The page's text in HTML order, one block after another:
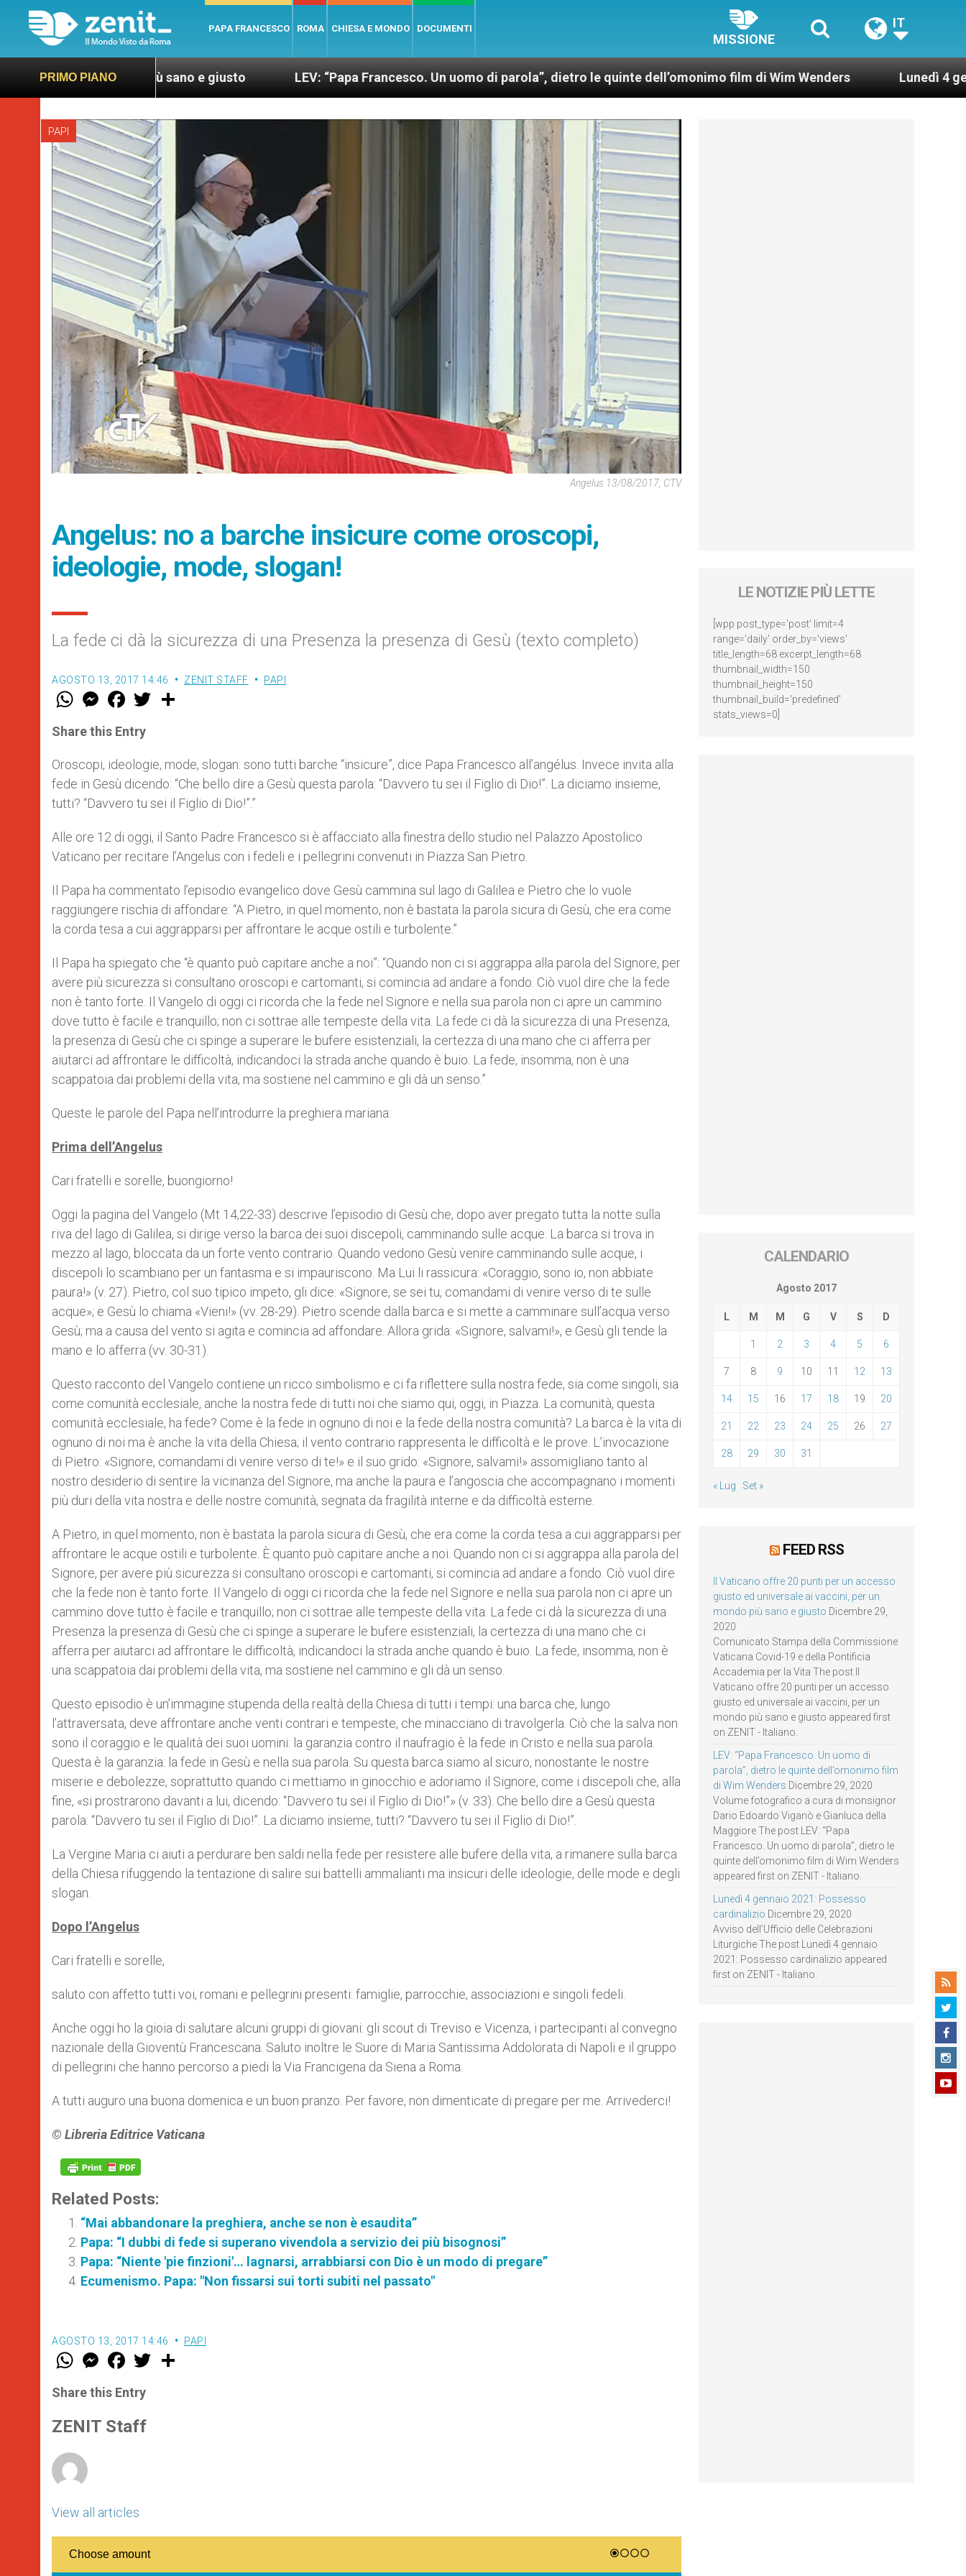
PAPA FRANCESCO ROMA CHIESA E MONDO DOCUMENTI
MISSIONE
IT
PRIMO PIANO
mondo più sano e giusto LEV: “Papa Francesco. Un uomo di parola”, dietro le quinte dell’omonimo film di Wim Wenders Lunedì 4 gennaio 2021:
PAPI
Angelus 13/08/2017, CTV
Angelus: no a barche insicure come oroscopi,
ideologie, mode, slogan!
La fede ci dà la sicurezza di una Presenza la presenza di Gesù (texto completo)
AGOSTO 13, 2017 14:46 ZENIT STAFF PAPI
W
t
s
p
p
M
e
s
e
e
r
F
a
e
b
o
k
w
r
Share this Entry
Oroscopi, ideologie, mode, slogan: sono tutti barche “insicure”, dice Papa Francesco all’angélus. Invece invita alla
fede in Gesù dicendo: “Che bello dire a Gesù questa parola: “Davvero tu sei il Figlio di Dio!”. La diciamo insieme,
tutti? “Davvero tu sei il Figlio di Dio!”.”
Alle ore 12 di oggi, il Santo Padre Francesco si è affacciato alla finestra dello studio nel Palazzo Apostolico
Vaticano per recitare l’Angelus con i fedeli e i pellegrini convenuti in Piazza San Pietro.
Il Papa ha commentato l’episodio evangelico dove Gesù cammina sul lago di Galilea e Pietro che lo vuole
raggiungere rischia di affondare: “A Pietro, in quel momento, non è bastata la parola sicura di Gesù, che era come
la corda tesa a cui aggrapparsi per affrontare le acque ostili e turbolente.”
Il Papa ha spiegato che “è quanto può capitare anche a noi”: “Quando non ci si aggrappa alla parola del Signore, per
avere più sicurezza si consultano oroscopi e cartomanti, si comincia ad andare a fondo. Ciò vuol dire che la fede
non è tanto forte. Il Vangelo di oggi ci ricorda che la fede nel Signore e nella sua parola non ci apre un cammino
dove tutto è facile e tranquillo; non ci sottrae alle tempeste della vita. La fede ci dà la sicurezza di una Presenza,
la presenza di Gesù che ci spinge a superare le bufere esistenziali, la certezza di una mano che ci afferra per
aiutarci ad affrontare le difficoltà, indicandoci la strada anche quando è buio. La fede, insomma, non è una
scappatoia dai problemi della vita, ma sostiene nel cammino e gli dà un senso.”
Queste le parole del Papa nell’introdurre la preghiera mariana:
Prima dell’Angelus
Cari fratelli e sorelle, buongiorno!
Oggi la pagina del Vangelo (Mt 14,22-33) descrive l’episodio di Gesù che, dopo aver pregato tutta la notte sulla
riva del lago di Galilea, si dirige verso la barca dei suoi discepoli, camminando sulle acque. La barca si trova in
mezzo al lago, bloccata da un forte vento contrario. Quando vedono Gesù venire camminando sulle acque, i
discepoli lo scambiano per un fantasma e si impauriscono. Ma Lui li rassicura: «Coraggio, sono io, non abbiate
paura!» (v. 27). Pietro, col suo tipico impeto, gli dice: «Signore, se sei tu, comandami di venire verso di te sulle
acque»; e Gesù lo chiama «Vieni!» (vv. 28-29). Pietro scende dalla barca e si mette a camminare sull’acqua verso
Gesù; ma a causa del vento si agita e comincia ad affondare. Allora grida: «Signore, salvami!», e Gesù gli tende la
mano e lo afferra (vv. 30-31).
Questo racconto del Vangelo contiene un ricco simbolismo e ci fa riflettere sulla nostra fede, sia come singoli, sia
come comunità ecclesiale, anche la nostra fede di tutti noi che siamo qui, oggi, in Piazza. La comunità, questa
comunità ecclesiale, ha fede? Come è la fede in ognuno di noi e la fede della nostra comunità? La barca è la vita di
ognuno di noi ma è anche la vita della Chiesa; il vento contrario rappresenta le difficoltà e le prove. L’invocazione
di Pietro: «Signore, comandami di venire verso di te!» e il suo grido: «Signore, salvami!» assomigliano tanto al
nostro desiderio di sentire la vicinanza del Signore, ma anche la paura e l’angoscia che accompagnano i momenti
più duri della vita nostra e delle nostre comunità, segnata da fragilità interne e da difficoltà esterne.
A Pietro, in quel momento, non è bastata la parola sicura di Gesù, che era come la corda tesa a cui aggrapparsi per
affrontare le acque ostili e turbolente. È quanto può capitare anche a noi. Quando non ci si aggrappa alla parola del
Signore, per avere più sicurezza si consultano oroscopi e cartomanti, si comincia ad andare a fondo. Ciò vuol dire
che la fede non è tanto forte. Il Vangelo di oggi ci ricorda che la fede nel Signore e nella sua parola non ci apre un
cammino dove tutto è facile e tranquillo; non ci sottrae alle tempeste della vita. La fede ci dà la sicurezza di una
Presenza la presenza di Gesù che ci spinge a superare le bufere esistenziali, la certezza di una mano che ci
afferra per aiutarci ad affrontare le difficoltà, indicandoci la strada anche quando è buio. La fede, insomma, non è
una scappatoia dai problemi della vita, ma sostiene nel cammino e gli dà un senso.
Questo episodio è un’immagine stupenda della realtà della Chiesa di tutti i tempi: una barca che, lungo
l’attraversata, deve affrontare anche venti contrari e tempeste, che minacciano di travolgerla. Ciò che la salva non
sono il coraggio e le qualità dei suoi uomini: la garanzia contro il naufragio è la fede in Cristo e nella sua parola.
Questa è la garanzia: la fede in Gesù e nella sua parola. Su questa barca siamo al sicuro, nonostante le nostre
miserie e debolezze, soprattutto quando ci mettiamo in ginocchio e adoriamo il Signore, come i discepoli che, alla
fine, «si prostrarono davanti a lui, dicendo: “Davvero tu sei il Figlio di Dio!”» (v. 33). Che bello dire a Gesù questa
parola: “Davvero tu sei il Figlio di Dio!”. La diciamo insieme, tutti? “Davvero tu sei il Figlio di Dio!”.
La Vergine Maria ci aiuti a perdurare ben saldi nella fede per resistere alle bufere della vita, a rimanere sulla barca
della Chiesa rifuggendo la tentazione di salire sui battelli ammalianti ma insicuri delle ideologie, delle mode e degli
slogan.
Dopo l’Angelus
Cari fratelli e sorelle,
saluto con affetto tutti voi, romani e pellegrini presenti: famiglie, parrocchie, associazioni e singoli fedeli.
Anche oggi ho la gioia di salutare alcuni gruppi di giovani: gli scout di Treviso e Vicenza, i partecipanti al convegno
nazionale della Gioventù Francescana. Saluto inoltre le Suore di Maria Santissima Addolorata di Napoli e il gruppo
di pellegrini che hanno percorso a piedi la Via Francigena da Siena a Roma.
A tutti auguro una buona domenica e un buon pranzo. Per favore, non dimenticate di pregare per me. Arrivederci!
© Libreria Editrice Vaticana
Related Posts:
“Mai abbandonare la preghiera, anche se non è esaudita”
Papa: “I dubbi di fede si superano vivendola a servizio dei più bisognosi”
Papa: “Niente 'pie finzioni'… lagnarsi, arrabbiarsi con Dio è un modo di pregare”
Ecumenismo. Papa: "Non fissarsi sui torti subiti nel passato"
AGOSTO 13, 2017 14:46 PAPI
W
t
s
p
p
M
e
s
e
g
e
F
a
e
b
o
k
w
Share this Entry
ZENIT Staff
View all articles
LE NOTIZIE PIÙ LETTE
[wpp post_type='post' limit=4
range='daily' order_by='views'
title_length=68 excerpt_length=68
thumbnail_width=150
thumbnail_height=150
thumbnail_build='predefined'
stats_views=0]
CALENDARIO
Agosto 2017
L M M G V S D
1 2 3 4 5 6
7 8 9 10 11 12 13
14 15 16 17 18 19 20
21 22 23 24 25 26 27
28 29 30 31
« Lug Set »
FEED RSS
Il Vaticano offre 20 punti per un accesso
giusto ed universale ai vaccini, per un
mondo più sano e giusto Dicembre 29,
2020
Comunicato Stampa della Commissione
Vaticana Covid-19 e della Pontificia
Accademia per la Vita The post Il
Vaticano offre 20 punti per un accesso
giusto ed universale ai vaccini, per un
mondo più sano e giusto appeared first
on ZENIT - Italiano.
LEV: “Papa Francesco. Un uomo di
parola”, dietro le quinte dell’omonimo film
di Wim Wenders Dicembre 29, 2020
Volume fotografico a cura di monsignor
Dario Edoardo Viganò e Gianluca della
Maggiore The post LEV: “Papa
Francesco. Un uomo di parola”, dietro le
quinte dell’omonimo film di Wim Wenders
appeared first on ZENIT - Italiano.
Lunedì 4 gennaio 2021: Possesso
cardinalizio Dicembre 29, 2020
Avviso dell’Ufficio delle Celebrazioni
Liturgiche The post Lunedì 4 gennaio
2021: Possesso cardinalizio appeared
first on ZENIT - Italiano.